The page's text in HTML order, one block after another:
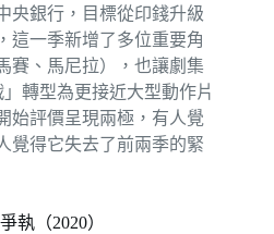
央銀行，目標從印錢升級
這一季新增了多位重要角
賽、馬尼拉），也讓劇集
轉型為更接近大型動作片
始評價呈現兩極，有人覺
覺得它失去了前兩季的緊
執（2020）